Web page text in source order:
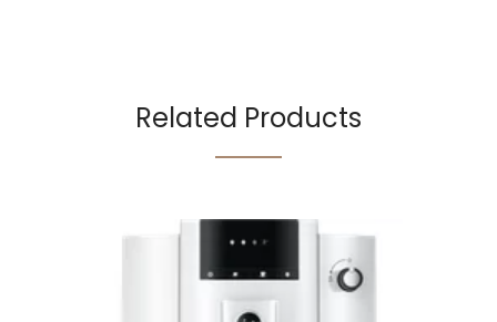
Related Products